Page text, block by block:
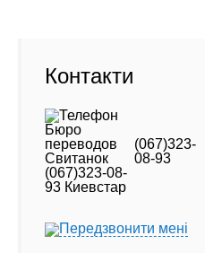
Контакти
(067)323-
08-93
Передзвонити мені